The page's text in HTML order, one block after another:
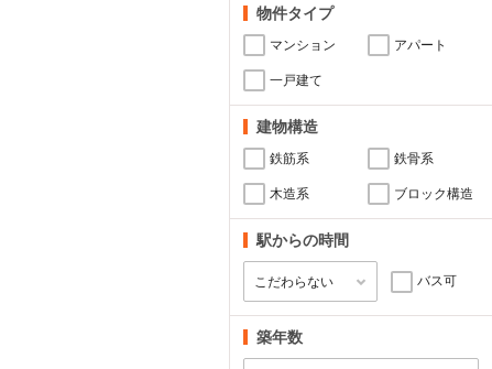
物件タイプ
マンション アパート
一戸建て
建物構造
鉄筋系 鉄骨系
木造系 ブロック構造
駅からの時間
バス可
築年数